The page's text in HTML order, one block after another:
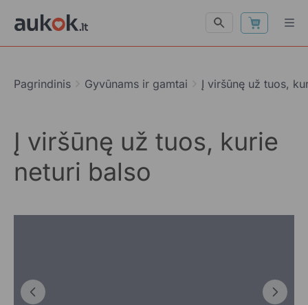
Pagrindinis Gyvūnams ir gamtai Į viršūnę už tuos,
Į viršūnę už tuos, kurie
neturi balso